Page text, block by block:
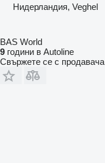
Нидерландия, Veghel
BAS World
9 години в Autoline
Свържете се с продавача